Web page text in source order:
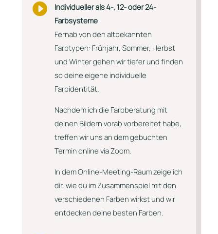

Individueller als 4-, 12- oder 24-
Farbsysteme
Fernab von den altbekannten
Farbtypen: Frühjahr, Sommer, Herbst
und Winter gehen wir tiefer und finden
so deine eigene individuelle
Farbidentität.
Nachdem ich die Farbberatung mit
deinen Bildern vorab vorbereitet habe,
treffen wir uns an dem gebuchten
Termin online via Zoom.
In dem Online-Meeting-Raum zeige ich
dir, wie du im Zusammenspiel mit den
verschiedenen Farben wirkst und wir
entdecken deine besten Farben.